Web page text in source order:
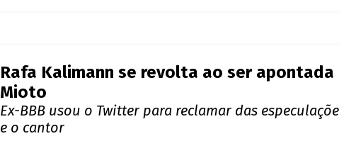
Rafa Kalimann se revolta ao ser
Mioto
Ex-BBB usou o Twitter para reclamar das
e o cantor